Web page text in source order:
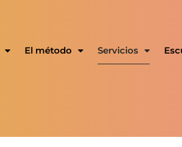
El método Servicios